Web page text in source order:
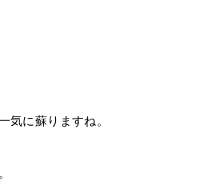
気に蘇りますね。